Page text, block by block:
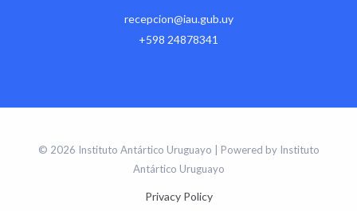
recepcion@iau.gub.uy
+598 24878341
© 2026 Instituto Antártico Uruguayo | Powered by Instituto
Antártico Uruguayo
Privacy Policy